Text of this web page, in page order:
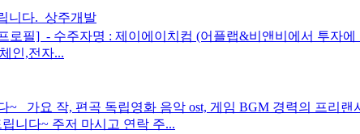
니다._상주개발
] ​ - 수주자명 : 제이에이치컴 (어플랩&비앤비에서 투자에
인,전자...
~ 가요 작, 편곡 독립영화 음악 ost, 게임 BGM 경력의 프리
니다~ 주저 마시고 연락 주...